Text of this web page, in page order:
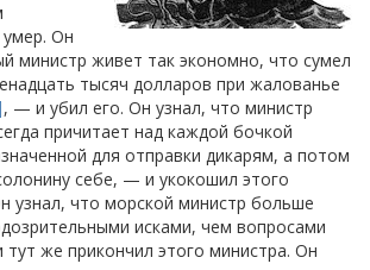
Он
министр живет так экономно, что сумел
тысяч долларов при жалованье
, — и убил его. Он узнал, что министр
причитает над каждой бочкой
для отправки дикарям, а потом
себе, — и укокошил этого
узнал, что морской министр больше
исками, чем вопросами
же прикончил этого министра. Он